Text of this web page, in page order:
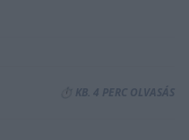
⏱️ KB. 4 PERC OLVASÁS